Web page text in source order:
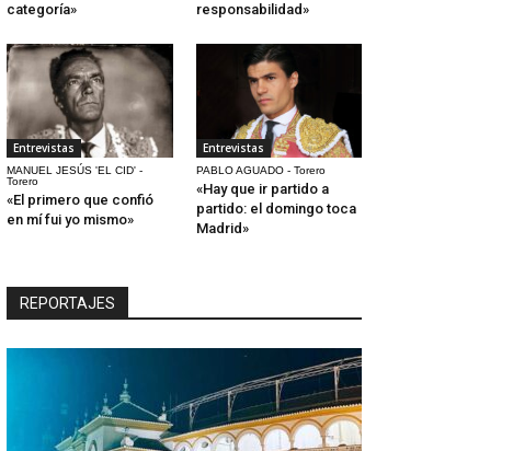
categoría»
responsabilidad»
Entrevistas
MANUEL JESÚS 'EL CID' -
Torero
«El primero que confió
en mí fui yo mismo»
Entrevistas
PABLO AGUADO - Torero
«Hay que ir partido a
partido: el domingo toca
Madrid»
REPORTAJES